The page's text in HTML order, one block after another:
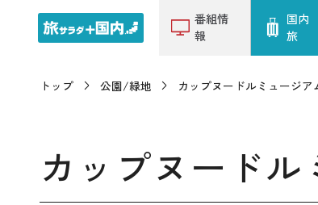
番組情
報
国内
旅
トップ 公園/緑地 カップヌードルミュージア
カップヌード